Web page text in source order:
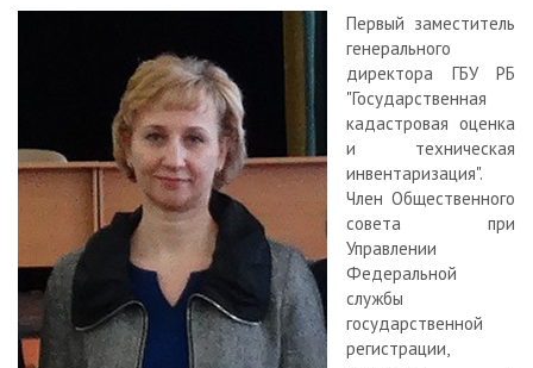
Первый заместитель
генерального
директора ГБУ РБ
"Государственная
кадастровая оценка
и техническая
инвентаризация".
Член Общественного
совета при
Управлении
Федеральной
службы
государственной
регистрации,